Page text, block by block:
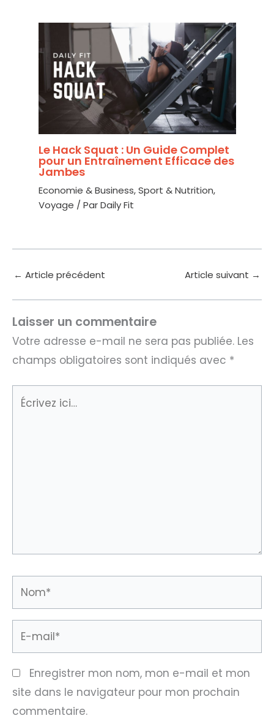
Le Hack Squat : Un Guide Complet
pour un Entraînement Efficace des
Jambes
Economie & Business,Sport & Nutrition,
Voyage / ParDaily Fit
← Article précédent Article suivant →
Laisser un commentaire
Votre adresse e-mail ne sera pas publiée. Les
champs obligatoires sont indiqués avec *
Écrivez
Nom*
E-
Enregistrer mon nom, mon e-mail et mon
site dans le navigateur pour mon prochain
commentaire.